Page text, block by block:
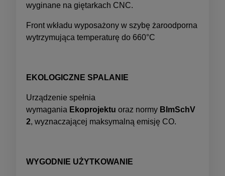
wyginane na giętarkach CNC.
Front wkładu wyposażony w szybę żaroodporna
wytrzymująca temperaturę do 660°C
EKOLOGICZNE SPALANIE
Urządzenie spełnia
wymagania Ekoprojektu oraz normy BImSchV
2, wyznaczającej maksymalną emisję CO.
WYGODNIE UŻYTKOWANIE